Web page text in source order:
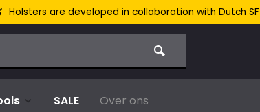
Holsters are developed in collaboration with Dutch SF
SALE Over ons